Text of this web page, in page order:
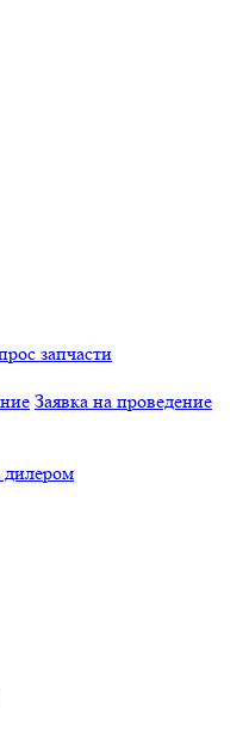
запчасти
Заявка на проведение
дилером